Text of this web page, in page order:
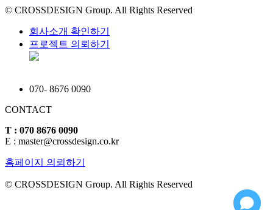
© CROSSDESIGN Group. All Rights Reserved
회사소개 확인하기
프로젝트 의뢰하기
070- 8676 0090
CONTACT
T : 070 8676 0090
E : master@crossdesign.co.kr
홈페이지 의뢰하기
© CROSSDESIGN Group. All Rights Reserved